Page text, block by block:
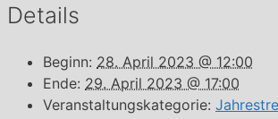
Details
Beginn: 28. April 2023 @ 12:00
Ende: 29. April 2023 @ 17:00
Veranstaltungskategorie: